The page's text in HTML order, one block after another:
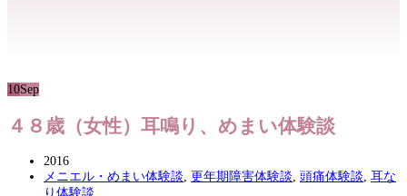
10Sep
４８歳（女性）耳鳴り、めまい体験談
2016
メニエル・めまい体験談, 更年期障害体験談, 頭痛体験談, 耳な
り体験談